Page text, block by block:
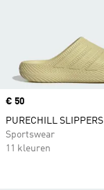
Price
€ 50
PURECHILL SLIPPERS
Sportswear
11 kleuren